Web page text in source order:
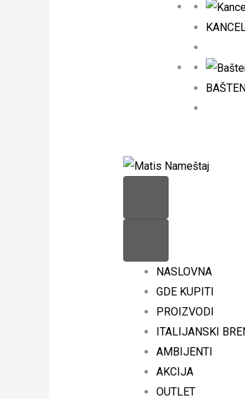
NASLOVNA
GDE KUPITI
PROIZVODI
ITALIJANSKI
AMBIJENTI
AKCIJA
OUTLET